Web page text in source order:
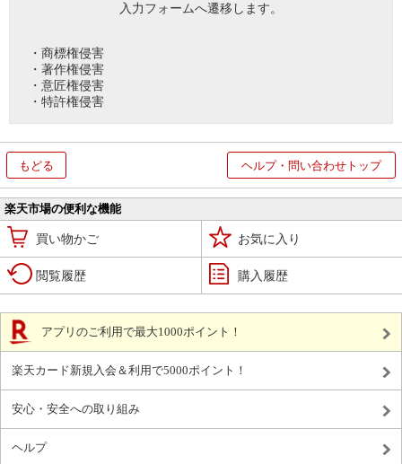
入力フォームへ遷移します。
・商標権侵害
・著作権侵害
・意匠権侵害
・特許権侵害
もどる ヘルプ・問い合わせトップ
楽天市場の便利な機能
買い物かご お気に入り
閲覧履歴 購入履歴
アプリのご利用で最大1000ポイント！
楽天カード新規入会＆利用で5000ポイント！
安心・安全への取り組み
ヘルプ